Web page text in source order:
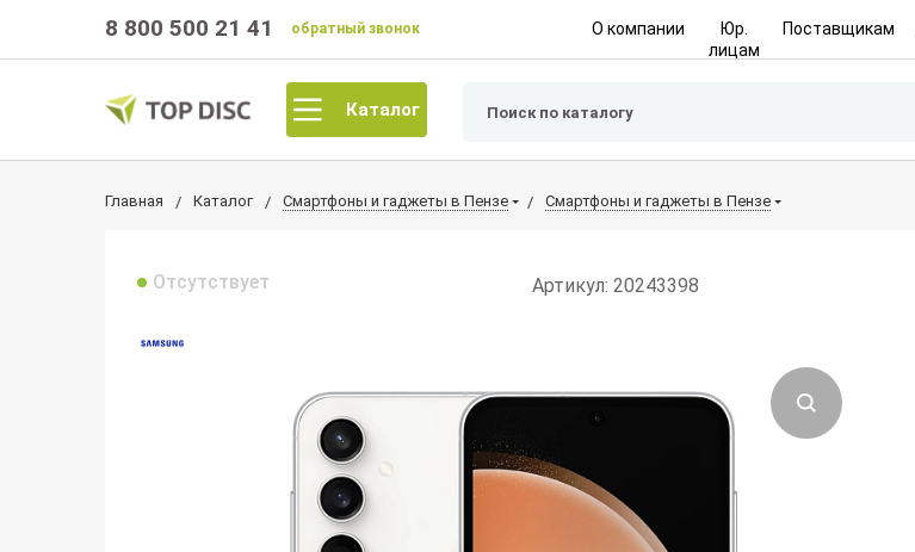
8 800 500 21 41 обратный звонок О компании
Юр.
лицам
Поставщикам
Каталог
Главная Каталог Смартфоны и гаджеты в Пензе Смартфоны и гаджеты в Пензе
Отсутствует Артикул: 20243398